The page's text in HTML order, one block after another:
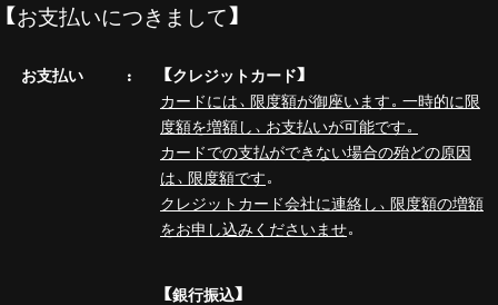
【お支払いにつきまして】
お支払い
【クレジットカード】
カードには、限度額が御座います。一時的に限
度額を増額し、お支払いが可能です。
カードでの支払ができない場合の殆どの原因
は、限度額です。
クレジットカード会社に連絡し、限度額の増額
をお申し込みくださいませ。
【銀行振込】